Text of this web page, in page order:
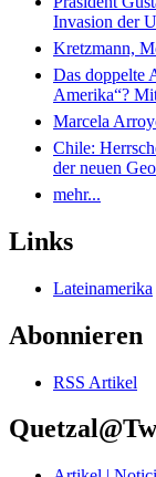
Invasion der
Kretzmann,
Das doppelte
Amerika“?
Marcela
Chile:
der neuen
mehr...
Links
Lateinamerika
Abonnieren
RSS Artikel